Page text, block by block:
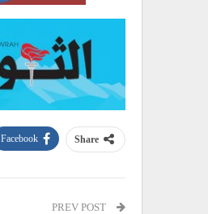
Share
Facebook